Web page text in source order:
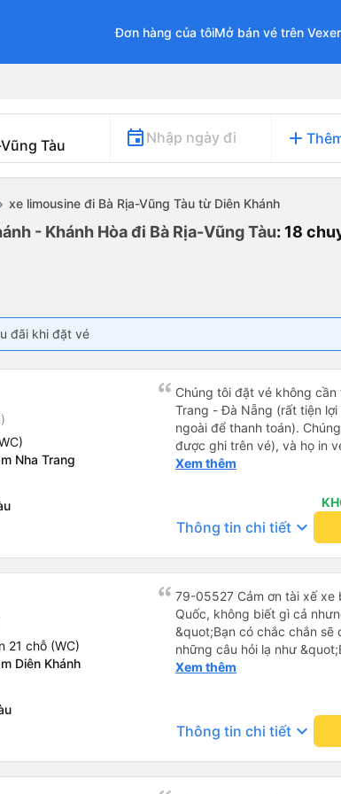
Đơn hàng của tôiMở bán vé trên
Nhập ngày đi add
xe limousine đi Bà Rịa-Vũng Tàu từ Diên Khánh
- Khánh Hòa đi Bà Rịa-Vũng Tàu: 18
đãi khi đặt vé
Nha Trang
Chúng tôi đặt vé không
Trang - Đà Nẵng (rất tiện
ngoài để thanh toán).
được ghi trên vé), và họ in
tôi cũng quyết định mua vé
buýt nhỏ đến điểm hẹn,
Tôi khuyên bạn nên mang
mỏng, vì thỉnh thoảng trời
từ Đà Nẵng (bến xe Đà
loại xe buýt khác với ba
nhưng vẫn khá thoải mái và
đi 8-10 tiếng ngồi một chỗ.
Trang và sau đó được đưa
cũng vận chuyển hàng hóa
Xem thêm
Thông tin chi tiết keyboard_arrow_down
21 chỗ (WC)
Diên Khánh
79-05527 Cảm ơn tài xế xe
Quốc, không biết gì cả
&quot;Bạn có chắc chắn sẽ
những câu hỏi lạ như
sạn của chúng tôi
và thậm chí còn đón tôi tại
buổi sáng. ngu ngốc đến
Xem thêm
Thông tin chi tiết keyboard_arrow_down